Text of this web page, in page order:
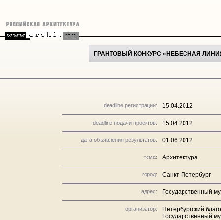
ГРАНТОВЫЙ КОНКУРС «НЕБЕСНАЯ
deadline регистрации: 15.04.2012
deadline подачи проектов: 15.04.2012
дата объявления результатов: 01.06.2012
тема: Архитектура
город: Санкт-Петербург
адрес: Государственный
организатор:
Петербургский
Государственный